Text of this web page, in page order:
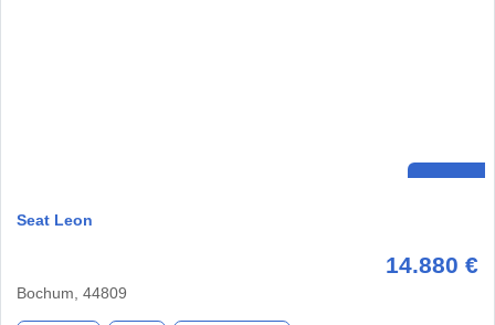
Seat Leon
14.880 €
Bochum, 44809